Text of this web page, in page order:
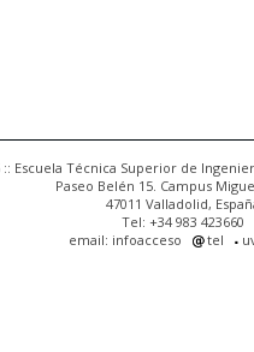
:: Escuela Técnica Superior de
Paseo Belén 15. Campus
47011 Valladolid,
Tel: +34 983 423660
email: infoacceso
tel